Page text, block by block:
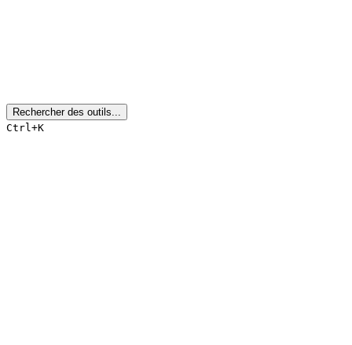
Rechercher des outils...
Ctrl+K